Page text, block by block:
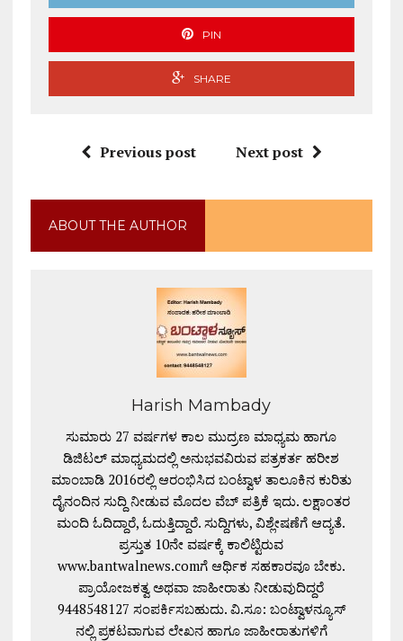
PIN
SHARE
Previous post Next post
ABOUT THE AUTHOR
Harish Mambady
ಸುಮಾರು 27 ವರ್ಷಗಳ ಕಾಲ ಮುದ್ರಣ ಮಾಧ್ಯಮ ಹಾಗೂ
ಡಿಜಿಟಲ್ ಮಾಧ್ಯಮದಲ್ಲಿ ಅನುಭವವಿರುವ ಪತ್ರಕರ್ತ ಹರೀಶ
ಮಾಂಬಾಡಿ 2016ರಲ್ಲಿ ಆರಂಭಿಸಿದ ಬಂಟ್ವಾಳ ತಾಲೂಕಿನ ಕುರಿತು
ದೈನಂದಿನ ಸುದ್ದಿ ನೀಡುವ ಮೊದಲ ವೆಬ್ ಪತ್ರಿಕೆ ಇದು. ಲಕ್ಷಾಂತರ
ಮಂದಿ ಓದಿದ್ದಾರೆ, ಓದುತ್ತಿದ್ದಾರೆ. ಸುದ್ದಿಗಳು, ವಿಶ್ಲೇಷಣೆಗೆ ಆದ್ಯತೆ.
ಪ್ರಸ್ತುತ 10ನೇ ವರ್ಷಕ್ಕೆ ಕಾಲಿಟ್ಟಿರುವ
www.bantwalnews.comಗೆ ಆರ್ಥಿಕ ಸಹಕಾರವೂ ಬೇಕು.
ಪ್ರಾಯೋಜಕತ್ವ ಅಥವಾ ಜಾಹೀರಾತು ನೀಡುವುದಿದ್ದರೆ
9448548127 ಸಂಪರ್ಕಿಸಬಹುದು. ವಿ.ಸೂ: ಬಂಟ್ವಾಳನ್ಯೂಸ್
ನಲ್ಲಿ ಪ್ರಕಟವಾಗುವ ಲೇಖನ ಹಾಗೂ ಜಾಹೀರಾತುಗಳಿಗೆ